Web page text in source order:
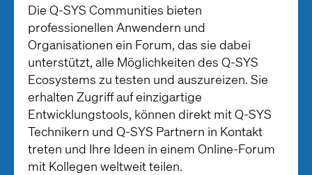
Die Q-SYS Communities bieten
professionellen Anwendern und
Organisationen ein Forum, das sie dabei
unterstützt, alle Möglichkeiten des Q-SYS
Ecosystems zu testen und auszureizen. Sie
erhalten Zugriff auf einzigartige
Entwicklungstools, können direkt mit Q-SYS
Technikern und Q-SYS Partnern in Kontakt
treten und Ihre Ideen in einem Online-Forum
mit Kollegen weltweit teilen.